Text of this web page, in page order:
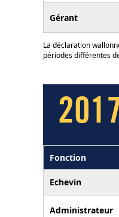
Gérant
La déclaration
périodes différentes
2017
Fonction
Echevin
Administrateur